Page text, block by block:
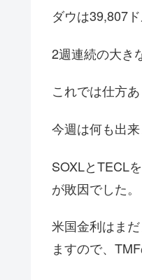
ダウは39,807
2週連続の大き
これでは仕方あ
今週は何も出来
SOXLとTECL
が敗因でした。
米国金利はま
ますので、